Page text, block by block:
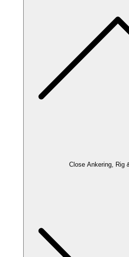
Close Ankering, Rig